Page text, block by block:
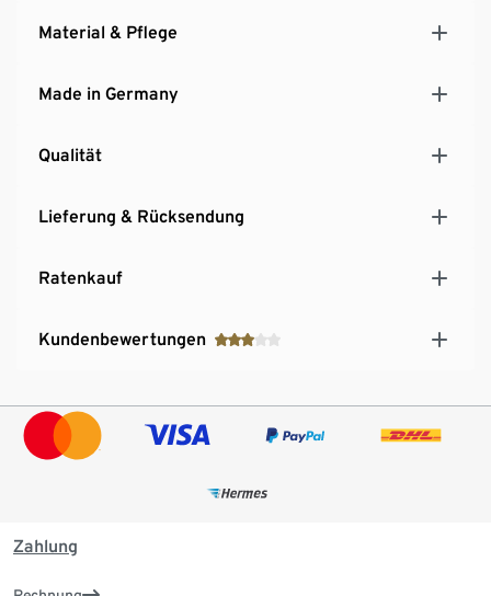
Material & Pflege
Made in Germany
Qualität
Lieferung & Rücksendung
Ratenkauf
Kundenbewertungen
Zahlung